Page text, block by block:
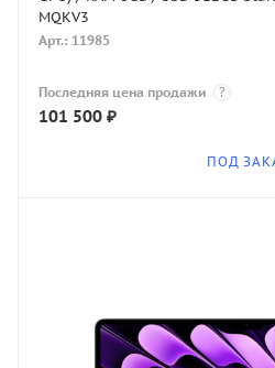
MQKV3
Арт.: 11985
Последняя цена продажи ?
101 500 ₽
ПОД